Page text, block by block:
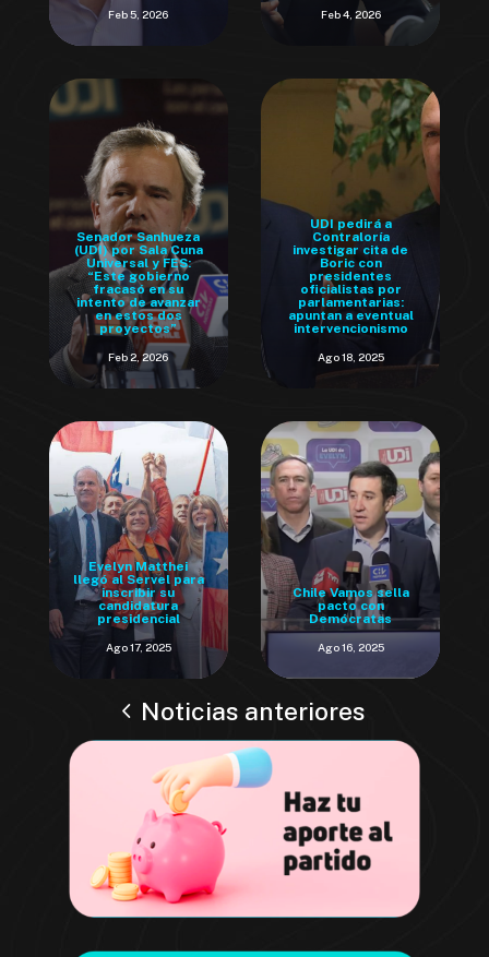
Feb 5, 2026 Feb 4, 2026
Senador Sanhueza
(UDI) por Sala Cuna
Universal y FES:
“Este gobierno
fracasó en su
intento de avanzar
en estos dos
proyectos”
Feb 2, 2026
UDI pedirá a
Contraloría
investigar cita de
Boric con
presidentes
oficialistas por
parlamentarias:
apuntan a eventual
intervencionismo
Ago 18, 2025
Evelyn Matthei
llegó al Servel para
inscribir su
candidatura
presidencial
Ago 17, 2025
Chile Vamos sella
pacto con
Demócratas
Ago 16, 2025
Noticias anteriores